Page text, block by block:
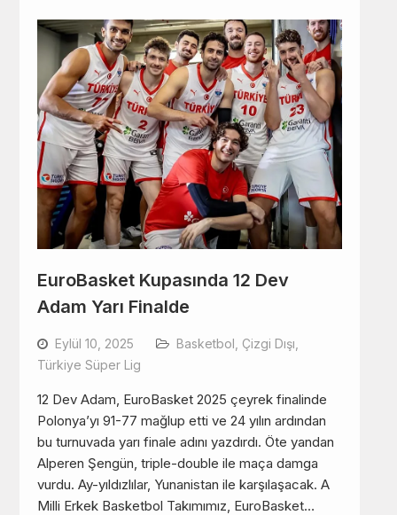
EuroBasket Kupasında 12 Dev
Adam Yarı Finalde
Eylül 10, 2025 Basketbol Çizgi Dışı
Türkiye Süper Lig
12 Dev Adam, EuroBasket 2025 çeyrek finalinde
Polonya’yı 91-77 mağlup etti ve 24 yılın ardından
bu turnuvada yarı finale adını yazdırdı. Öte yandan
Alperen Şengün, triple-double ile maça damga
vurdu. Ay-yıldızlılar, Yunanistan ile karşılaşacak. A
Milli Erkek Basketbol Takımımız, EuroBasket…